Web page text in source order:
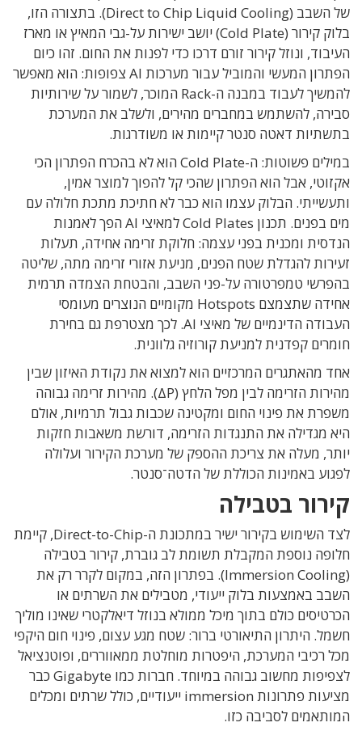
של השבב (
Direct to Chip Liquid Cooling). בתצורה הזו,
בלוק קירור (Cold Plate)
יושב ישירות על-גבי המאיץ או מארז
העיבוד, ונוזל קירור זורם דרכו כדי לפנות את החום. זהו כיום
הפתרון המעשי והמוביל עבור מערכות AI צפופות: הוא מאפשר
להמשיך לעבוד במבנה ה-Rack המוכר, לשמור על שירותיות
סבירה, להשתמש במחברים מהירים, ולשלב את המערכת
בתשתיות דאטה סנטר קיימות או משודרגות.
במילים פשוטות: ה-Cold Plate
הוא לא בהכרח הפתרון הכי
אקזוטי, אבל הוא הפתרון שהכי קל להפוך למוצר אמין,
ותעשייתי. הבלוק עצמו הוא כבר לא חתיכת מתכת חלולה עם
מים בפנים. תכנון Cold Platesלמאיצי AI הפך לאמנות
הנדסית ומכנית בפני עצמה: חלוקת זרימה אחידה, תעלות
זעירות להגדלת שטח הפנים, מניעת אזורי זרימה מתה, שליטה
בהפרשי טמפרטורה על-פני השבב, והבטחת הצמדה תרמית
אחידה שתצמצם Hotspots מקומיים הנוצרים מעומסי
העבודה הדינמיים של מאיצי AI. לכך מצטרפת גם בחירת
חומרים קפדנית למניעת קורוזיה גלוונית.
אחד מהאתגרים המרכזיים הוא למצוא את נקודת האיזון שבין
מהירות הזרימה לבין מפל הלחץ (ΔP).
מהירות זרימה גבוהה
משפרת את פינוי החום ומקטינה שכבות גבול תרמיות, אולם
היא מגדילה את התנגדות הזרימה, דורשת משאבות חזקות
יותר, מעלה את צריכת ההספק של מערכת הקירור ועלולה
לפגוע באמינות הכוללת של הדטה־סנטר.
קירור בטבילה
לצד השימוש בקירור ישיר במתכונת ה-Direct-to-Chip,
קיימת
חלופה נוספת המקבלת תשומת לב גוברת, קירור בטבילה
(
Immersion Cooling). בפתרון הזה, במקום לקרר רק את
השבב באמצעות בלוק ייעודי, מטבילים את השרתים או
הכרטיסים כולם בתוך מיכל ממולא בנוזל דיאלקטרי שאינו מוליך
חשמל. היתרון התיאורטי ברור: שטח מגע עצום, פינוי חום היקפי
מכל רכיבי המערכת, היפטרות מוחלטת ממאווררים, ופוטנציאל
לצפיפות מחשוב גבוהה במיוחד. חברות כמו Gigabyte כבר
מציעות פתרונות immersion ייעודיים, כולל שרתים ומכלים
המותאמים לסביבה כזו.